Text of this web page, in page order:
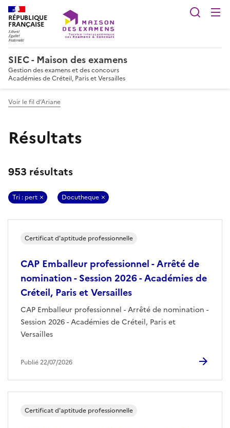
RÉPUBLIQUE
FRANÇAISE
SIEC - Maison des examens
Gestion des examens et des concours
Académies de Créteil, Paris et Versailles
Voir le fil d’Ariane
Résultats
953 résultats
Tri : pert Docutheque
CAP Emballeur professionnel - Arrêté de
nomination - Session 2026 - Académies de
Créteil, Paris et Versailles
CAP Emballeur professionnel - Arrêté de nomination -
Session 2026 - Académies de Créteil, Paris et
Versailles
Certificat d'aptitude professionnelle
Publié 22/07/2026
Certificat d'aptitude professionnelle